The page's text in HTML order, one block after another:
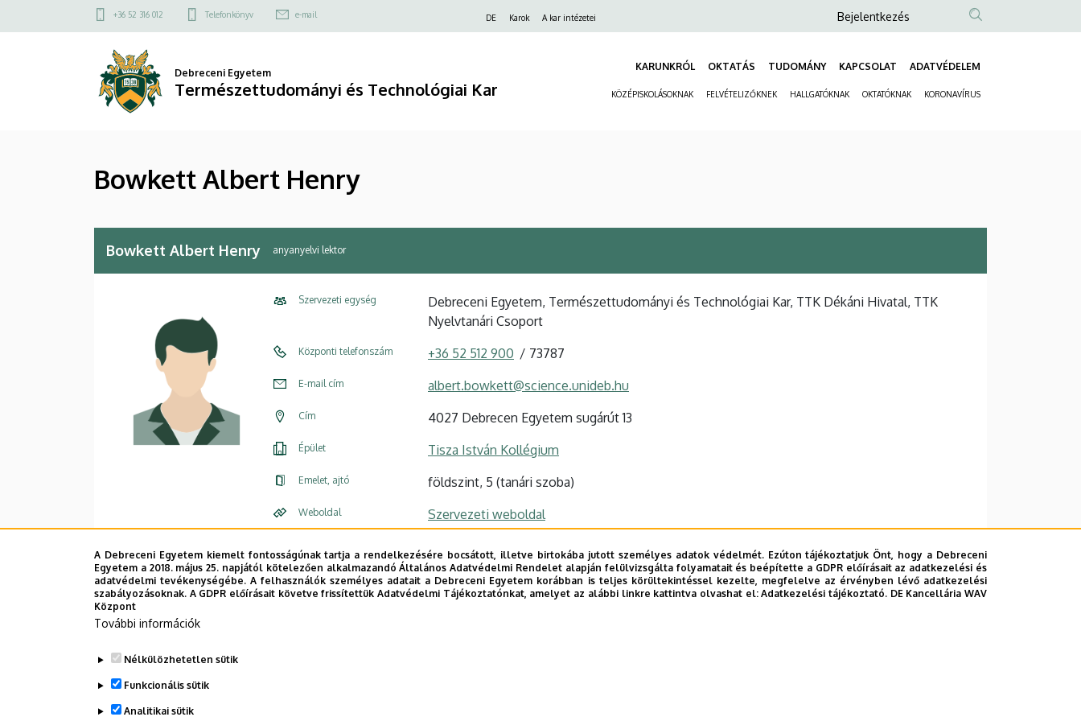
Bowkett
a
Felső
menü
+36 52 316 012 Telefonkönyv e-mail DE Karok A kar intézetei
Anonim
fiók
menüje
Bejelentkezés
Debreceni Egyetem
Természettudományi és Technológiai Kar
KARUNKRÓL OKTATÁS TUDOMÁNY KAPCSOLAT ADATVÉDELEM
KÖZÉPISKOLÁSOKNAK FELVÉTELIZŐKNEK HALLGATÓKNAK OKTATÓKNAK KORONAVÍRUS
Bowkett Albert Henry
Bowkett Albert Henry anyanyelvi lektor
Szervezeti egység
Debreceni Egyetem, Természettudományi és Technológiai Kar, TTK Dékáni Hivatal, TTK
Nyelvtanári Csoport
Központi telefonszám +36 52 512 900 73787
E-mail cím albert.bowkett@science.unideb.hu
Cím 4027 Debrecen Egyetem sugárút 13
Épület Tisza István Kollégium
Emelet, ajtó földszint, 5 (tanári szoba)
Weboldal Szervezeti weboldal
A Debreceni Egyetem kiemelt fontosságúnak tartja a rendelkezésére bocsátott, illetve birtokába jutott személyes adatok védelmét. Ezúton tájékoztatjuk Önt, hogy a Debreceni
Egyetem a 2018. május 25. napjától kötelezően alkalmazandó Általános Adatvédelmi Rendelet alapján felülvizsgálta folyamatait és beépítette a GDPR előírásait az adatkezelési és
adatvédelmi tevékenységébe. A felhasználók személyes adatait a Debreceni Egyetem korábban is teljes körültekintéssel kezelte, megfelelve az érvényben lévő adatkezelési
szabályozásoknak. A GDPR előírásait követve frissítettük Adatvédelmi Tájékoztatónkat, amelyet az alábbi linkre kattintva olvashat el:Adatkezelési tájékoztató. DE Kancellária WAV
Központ
További információk
Nélkülözhetetlen sütik
Funkcionális sütik
Analitikai sütik